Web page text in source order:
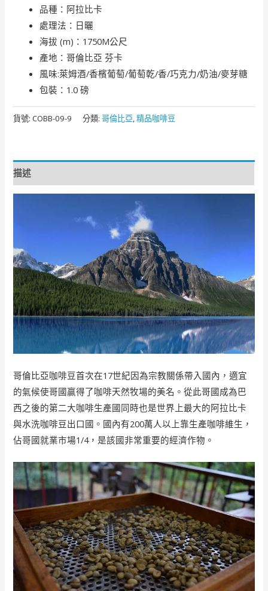
品種：阿拉比卡
處理法：日曬
海拔 (m)：1750M公尺
產地：哥倫比亞 芬卡
風味:萊姆酒/香檳葡萄/葡萄乾/香/巧克力/奶油/麥芽糖
包裝：1.0 磅
貨號:COBB-09-9 分類:哥倫比亞,精品咖啡豆
描述
哥倫比亞咖啡豆首次在17世紀因為宗教關係帶入國內，適宜
的氣候使哥國贏得了咖啡天然牧場的美名。從此哥國成為巴
西之後的第二大咖啡生產國同時也是世界上最大的阿拉比卡
與水洗咖啡豆出口國。國內有200萬人以上靠生產咖啡維生，
佔哥國就業市場1/4，是該國非常重要的經濟作物。